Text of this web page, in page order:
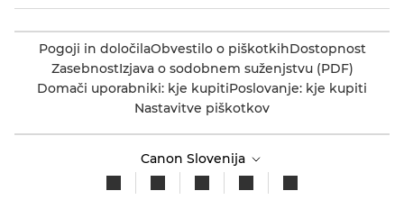
Pogoji in določilaObvestilo o piškotkihDostopnost
ZasebnostIzjava o sodobnem suženjstvu (PDF)
Domači uporabniki: kje kupitiPoslovanje: kje kupiti
Nastavitve piškotkov
Canon Slovenija